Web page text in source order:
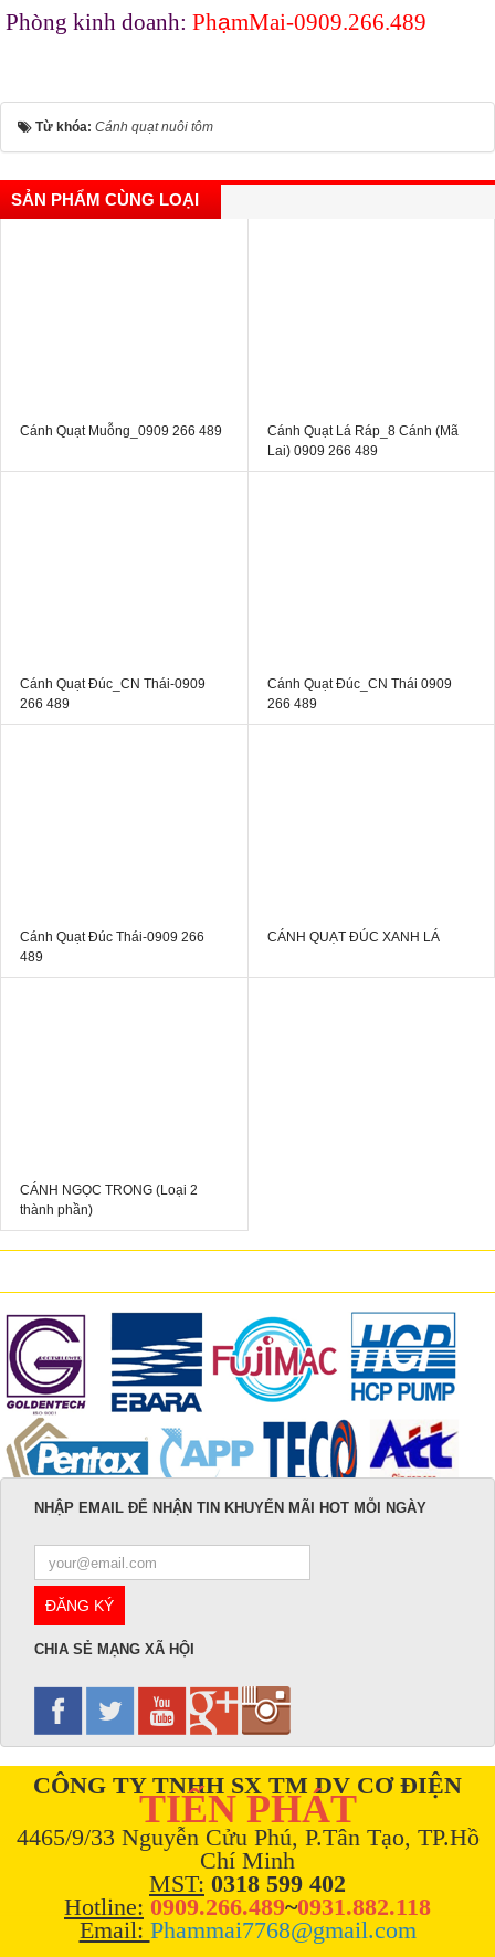
Phòng kinh doanh: PhạmMai-0909.266.489
Từ khóa: Cánh quạt nuôi tôm
SẢN PHẨM CÙNG LOẠI
Cánh Quạt Muỗng_0909 266 489
Cánh Quạt Lá Ráp_8 Cánh (Mã
Lai) 0909 266 489
Cánh Quạt Đúc_CN Thái-0909
266 489
Cánh Quạt Đúc_CN Thái 0909
266 489
Cánh Quạt Đúc Thái-0909 266
489
CÁNH QUẠT ĐÚC XANH LÁ
CÁNH NGỌC TRONG (Loại 2
thành phần)
NHẬP EMAIL ĐỂ NHẬN TIN KHUYẾN MÃI HOT MỖI NGÀY
CHIA SẺ MẠNG XÃ HỘI
CÔNG TY TNHH SX TM DV CƠ ĐIỆN
TIẾN PHÁT
4465/9/33 Nguyễn Cửu Phú, P.Tân Tạo, TP.Hồ
Chí Minh
MST: 0318 599 402
Hotline: 0909.266.489~0931.882.118
Email: Phammai7768@gmail.com